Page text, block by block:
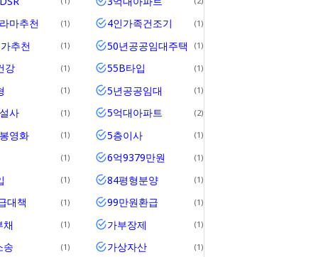
마추천 1 4인가족건조기 1
추천 1 50년공공임대주택 1
강 1 55B타입 1
1 5년공공임대 1
사 1 5억대아파트 2
영화 1 5층이사 1
1 6억9379만원 1
1 84평형분양 1
대책 1 99만원환급 1
채 1 가부장제 1
송 1 가상자산 1